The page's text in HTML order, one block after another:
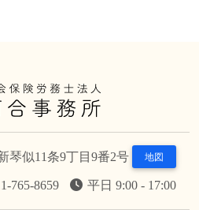
琴似11条9丁目9番2号 地図
765-8659 平日 9:00 - 17:00